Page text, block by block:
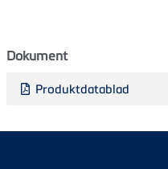
Dokument
Produktdatablad